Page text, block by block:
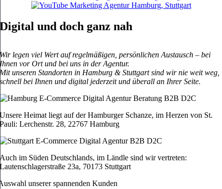
Digital und doch ganz nah
Wir legen viel Wert aufregelmäßigen, persönlichen Austausch – bei
Ihnen vor Ort und bei uns in der Agentur.
Mit unseren Standorten in Hamburg & Stuttgart sind wir nie weit weg,
schnell bei Ihnen und digital jederzeit und überall an Ihrer Seite.
Unsere Heimat liegt auf der Hamburger Schanze, im Herzen von St.
Pauli: Lerchenstr. 28, 22767 Hamburg
Auch im Süden Deutschlands, im Ländle sind wir vertreten:
Lautenschlagerstraße 23a, 70173 Stuttgart
unserer spannenden Kunden